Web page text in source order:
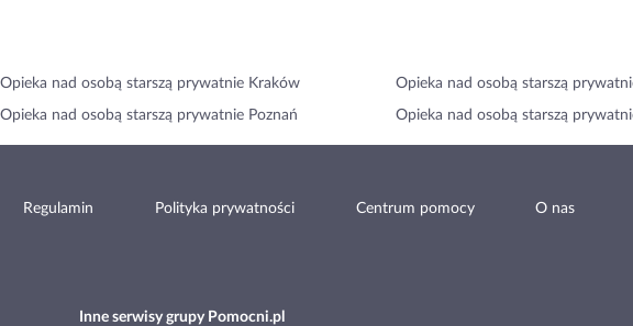
Opieka nad osobą starszą prywatnie Kraków Opieka nad osobą starszą
Opieka nad osobą starszą prywatnie Poznań Opieka nad osobą starszą
Regulamin Polityka prywatności Centrum pomocy O nas
Inne serwisy grupy Pomocni.pl